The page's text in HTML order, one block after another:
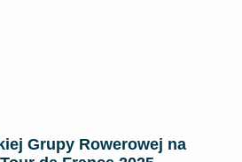
Grupy Rowerowej na